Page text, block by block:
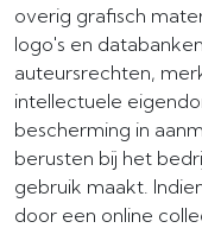
overig grafisch
logo's en
auteursrechten,
intellectuele
bescherming in
berusten bij het
gebruik maakt.
door een online